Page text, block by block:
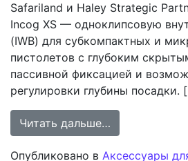
Safariland и Haley Strategic
Incog XS — одноклипсовую
(IWB) для субкомпактных и
пистолетов с глубоким
пассивной фиксацией и
регулировки глубины посадки.
Читать дальше…
Опубликовано в Аксессуары